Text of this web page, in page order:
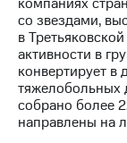
со звездами,
в
активности в
конвертирует в
тяжелобольных
собрано более
направлены на